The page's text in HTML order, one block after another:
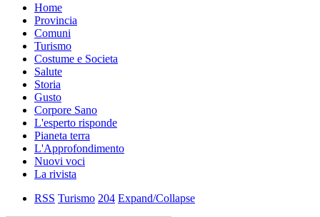
Home
Provincia
Comuni
Turismo
Costume e Societa
Salute
Storia
Gusto
Corpore Sano
L'esperto risponde
Pianeta terra
L'Approfondimento
Nuovi voci
La rivista
RSS Turismo 204 Expand/Collapse